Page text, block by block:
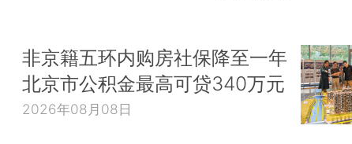
非京籍五环内购房社保降至一年
北京市公积金最高可贷340万元
2026年08月08日